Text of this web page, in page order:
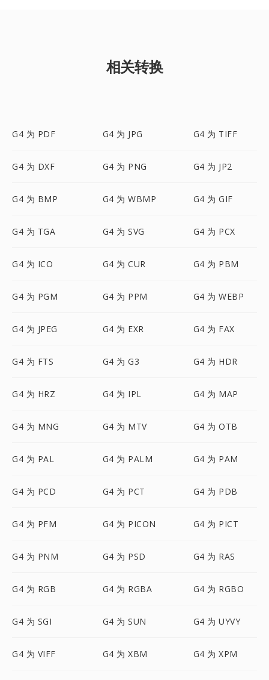
相关转换
G4 为 PDF G4 为 JPG G4 为 TIFF
G4 为 DXF G4 为 PNG G4 为 JP2
G4 为 BMP G4 为 WBMP G4 为 GIF
G4 为 TGA G4 为 SVG G4 为 PCX
G4 为 ICO G4 为 CUR G4 为 PBM
G4 为 PGM G4 为 PPM G4 为 WEBP
G4 为 JPEG G4 为 EXR G4 为 FAX
G4 为 FTS G4 为 G3 G4 为 HDR
G4 为 HRZ G4 为 IPL G4 为 MAP
G4 为 MNG G4 为 MTV G4 为 OTB
G4 为 PAL G4 为 PALM G4 为 PAM
G4 为 PCD G4 为 PCT G4 为 PDB
G4 为 PFM G4 为 PICON G4 为 PICT
G4 为 PNM G4 为 PSD G4 为 RAS
G4 为 RGB G4 为 RGBA G4 为 RGBO
G4 为 SGI G4 为 SUN G4 为 UYVY
G4 为 VIFF G4 为 XBM G4 为 XPM